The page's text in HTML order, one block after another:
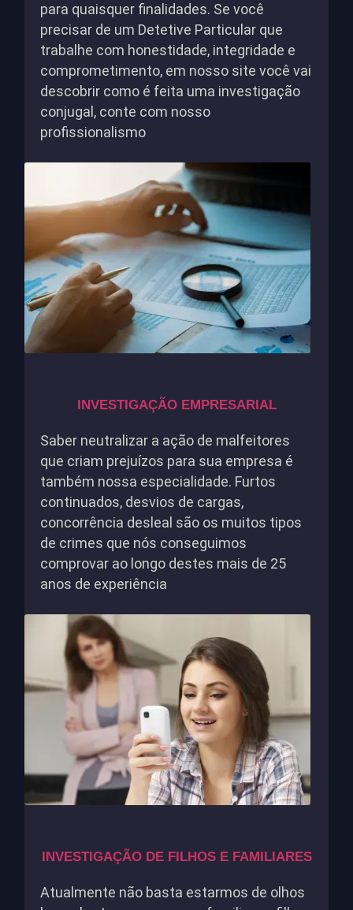
para quaisquer finalidades. Se você
precisar de um Detetive Particular que
trabalhe com honestidade, integridade e
comprometimento, em nosso site você vai
descobrir como é feita uma investigação
conjugal, conte com nosso
profissionalismo
INVESTIGAÇÃO EMPRESARIAL
Saber neutralizar a ação de malfeitores
que criam prejuízos para sua empresa é
também nossa especialidade. Furtos
continuados, desvios de cargas,
concorrência desleal são os muitos tipos
de crimes que nós conseguimos
comprovar ao longo destes mais de 25
anos de experiência
INVESTIGAÇÃO DE FILHOS E FAMILIARES
Atualmente não basta estarmos de olhos